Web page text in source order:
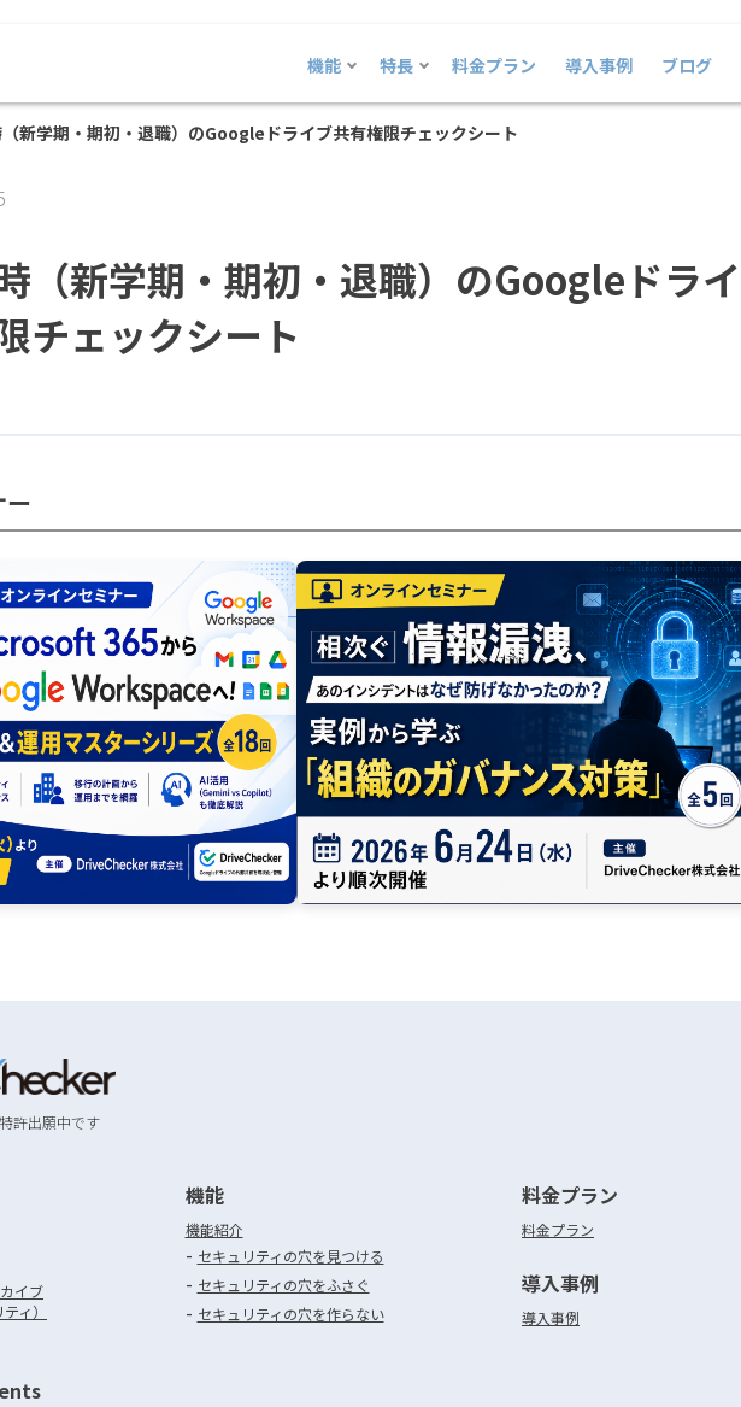
機能 特長 料金プラン 導入事例 ブログ
新学期・期初・退職）のGoogleドライブ共有権限チェックシート
（新学期・期初・退職）のGoogleドライ
チェックシート
許出願中です
イブ
ィ）
機能
機能紹介
- セキュリティの穴を見つける
- セキュリティの穴をふさぐ
- セキュリティの穴を作らない
料金プラン
料金プラン
導入事例
導入事例